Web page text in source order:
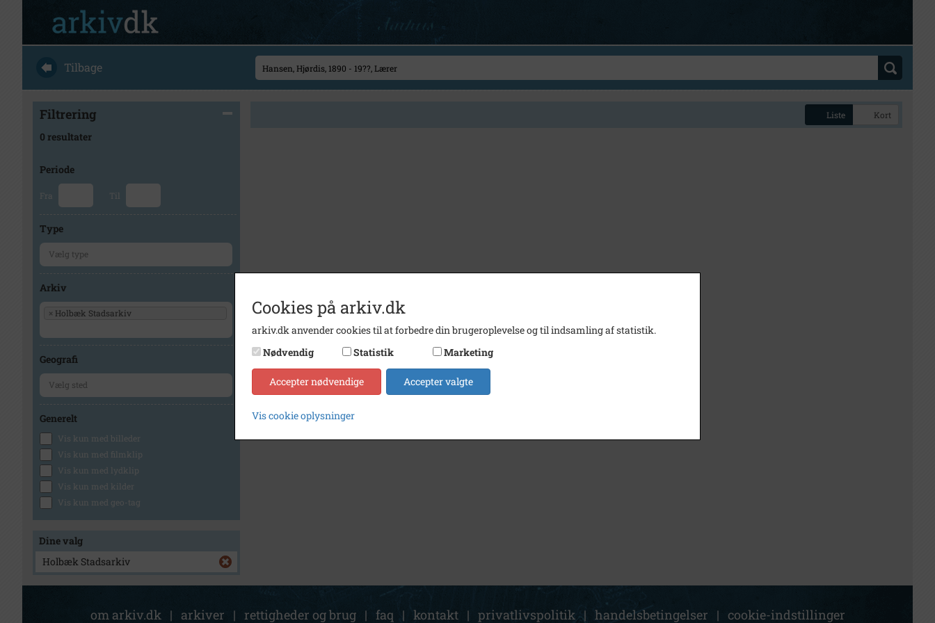
Tilbage
Filtrering
0 resultater
Periode
Fra Til
Type
Arkiv
× Holbæk Stadsarkiv
Geografi
Generelt
Vis kun med billeder
Vis kun med filmklip
Vis kun med lydklip
Vis kun med kilder
Vis kun med geo-tag
Dine valg
Holbæk Stadsarkiv
Liste Kort
om arkiv.dk | arkiver | rettigheder og brug | faq | kontakt | privatlivspolitik | handelsbetingelser | cookie-indstillinger
Cookies på arkiv.dk
arkiv.dk anvender cookies til at forbedre din brugeroplevelse og til indsamling af statistik.
Nødvendig
Statistik Marketing
Accepter nødvendige Accepter valgte
Vis cookie oplysninger